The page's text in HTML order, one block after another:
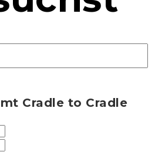
Cradle to Cradle